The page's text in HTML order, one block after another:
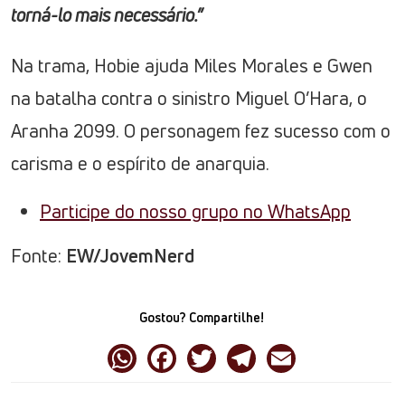
torná-lo mais necessário.”
Na trama, Hobie ajuda Miles Morales e Gwen
na batalha contra o sinistro Miguel O’Hara, o
Aranha 2099. O personagem fez sucesso com o
carisma e o espírito de anarquia.
Participe do nosso grupo no WhatsApp
Fonte: EW/JovemNerd
Gostou? Compartilhe!